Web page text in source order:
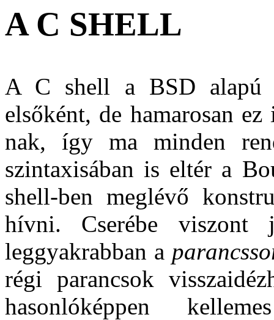
A C SHELL
A C shell a BSD alapú
elsőként, de hamarosan
nak, így ma minden
szintaxisában is eltér a
shell-ben meglévő
hívni. Cserébe
leggyakrabban a
régi parancsok
hasonlóképpen